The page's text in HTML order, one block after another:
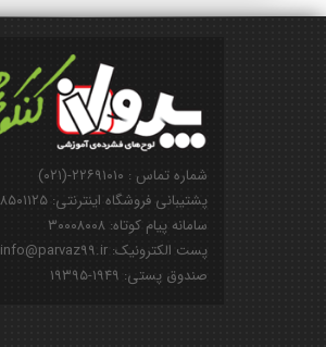
شماره تماس : ۲۲۶۹۱۰۱۰-(۰۲۱)
پشتیبانی فروشگاه اینترنتی: ۰۹۱۲۸۵۰۱۱۲۵
سامانه پیام کوتاه: ۳۰۰۰۸۰۰۸
پست الکترونیک: info@parvaz99.ir
صندوق پستی: ۱۹۴۹-۱۹۳۹۵